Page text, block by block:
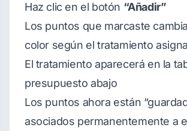
Haz clic en el botón “Añadir”
Los puntos que marcaste
color según el tratamiento
El tratamiento aparecerá en la
presupuesto abajo
Los puntos ahora están
asociados permanentemente a